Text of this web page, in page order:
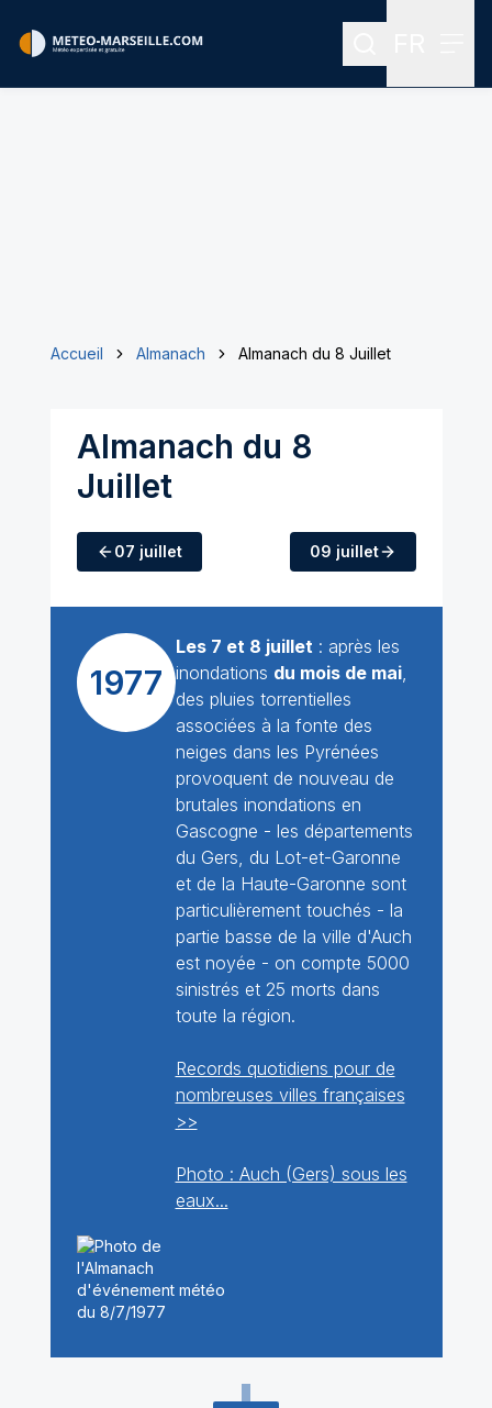
Rechercher
Accueil Almanach Almanach du 8 Juillet
Almanach du 8
Juillet
07 juillet 09 juillet
1977
Les 7 et 8 juillet: après les
inondations du mois de mai,
des pluies torrentielles
associées à la fonte des
neiges dans les Pyrénées
provoquent de nouveau de
brutales inondations en
Gascogne - les départements
du Gers, du Lot-et-Garonne
et de la Haute-Garonne sont
particulièrement touchés - la
partie basse de la ville d'Auch
est noyée - on compte 5000
sinistrés et 25 morts dans
toute la région.
Records quotidiens pour de
nombreuses villes françaises
>>
Photo : Auch (Gers) sous les
eaux...